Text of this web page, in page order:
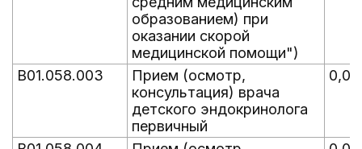
образованием) при
оказании скорой
медицинской помощи")
B01.058.003
Прием (осмотр,
консультация) врача
детского эндокринолога
первичный